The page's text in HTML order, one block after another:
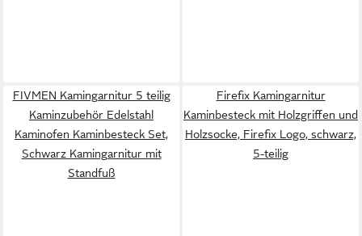
FIVMEN Kamingarnitur 5 teilig
Kaminzubehör Edelstahl
Kaminofen Kaminbesteck Set,
Schwarz Kamingarnitur mit
Standfuß
Firefix Kamingarnitur
Kaminbesteck mit Holzgriffen und
Holzsocke, Firefix Logo, schwarz,
5-teilig